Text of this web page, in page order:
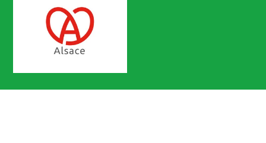
Certification n° 5619
Partenaire Marque Alsace